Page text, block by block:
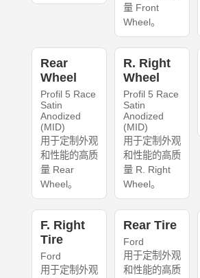
量 Front
Wheel。
Rear
Wheel
Profil 5 Race
Satin
Anodized
(MID)
用于定制外观
和性能的高质
量 Rear
Wheel。
R. Right
Wheel
Profil 5 Race
Satin
Anodized
(MID)
用于定制外观
和性能的高质
量 R. Right
Wheel。
F. Right
Tire
Ford
用于定制外观
Rear Tire
Ford
用于定制外观
和性能的高质